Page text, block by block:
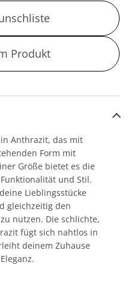
Produkt
Anthrazit, das mit
Form mit
Größe bietet es die
und Stil.
Lieblingsstücke
gleichzeitig den
nutzen. Die schlichte,
fügt sich nahtlos in
deinem Zuhause